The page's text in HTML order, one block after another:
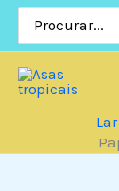
Pular
conteúdo
Lar